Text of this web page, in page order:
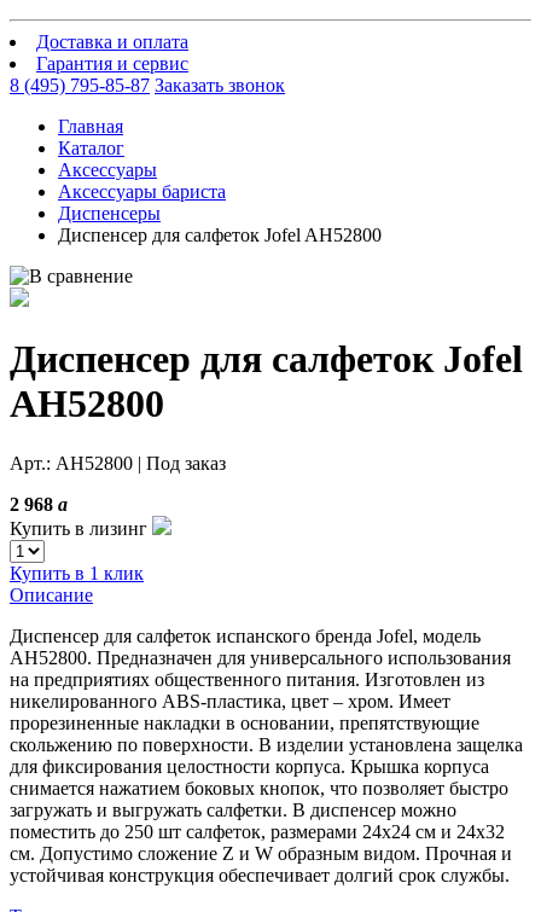
Доставка и оплата
Гарантия и сервис
8 (495) 795-85-87 Заказать звонок
Главная
Каталог
Аксессуары
Аксессуары бариста
Диспенсеры
Диспенсер для салфеток Jofel AH52800
Диспенсер для салфеток Jofel
AH52800
Арт.: AH52800 | Под заказ
2 968 a
Купить в лизинг
Купить в 1 клик
Описание
Диспенсер для салфеток испанского бренда Jofel, модель
AH52800. Предназначен для универсального использования
на предприятиях общественного питания. Изготовлен из
никелированного ABS-пластика, цвет – хром. Имеет
прорезиненные накладки в основании, препятствующие
скольжению по поверхности. В изделии установлена защелка
для фиксирования целостности корпуса. Крышка корпуса
снимается нажатием боковых кнопок, что позволяет быстро
загружать и выгружать салфетки. В диспенсер можно
поместить до 250 шт салфеток, размерами 24х24 см и 24х32
см. Допустимо сложение Z и W образным видом. Прочная и
устойчивая конструкция обеспечивает долгий срок службы.